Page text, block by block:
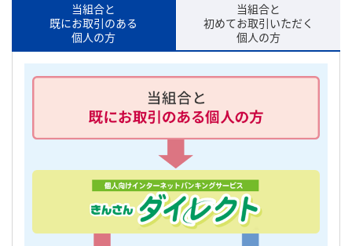
当組合と
既にお取引のある
個人の方
当組合と
初めてお取引いただく
個人の方